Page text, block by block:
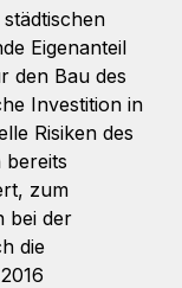
Eigenanteil
den Bau des
Investition in
Risiken des
bereits
zum
bei der
die